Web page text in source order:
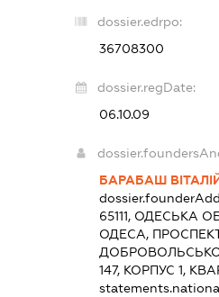
dossier.edrpo:
36708300
dossier.regDate:
06.10.09
БАРАБАШ
65111, ОДЕСЬКА
ОДЕСА,
147, КОРПУС 1,